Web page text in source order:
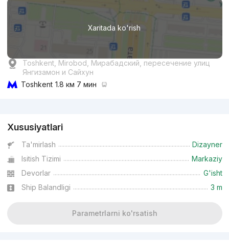
Xaritada ko'rish
Toshkent, Mirobod, Мирабадский, пересечение улиц
Янгизамон и Сайхун
Toshkent 1.8 км 7 мин
Xususiyatlari
Ta'mirlash
Dizayner
Isitish Tizimi
Markaziy
Devorlar
G'isht
Ship Balandligi
3 m
Parametrlarni ko'rsatish